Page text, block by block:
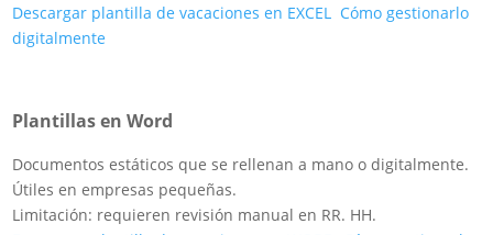
Descargar plantilla de vacaciones en EXCEL
Cómo gestionarlo
digitalmente
Plantillas en Word
Documentos estáticos que se rellenan a mano o digitalmente.
Útiles en empresas pequeñas.
Limitación: requieren revisión manual en RR. HH.